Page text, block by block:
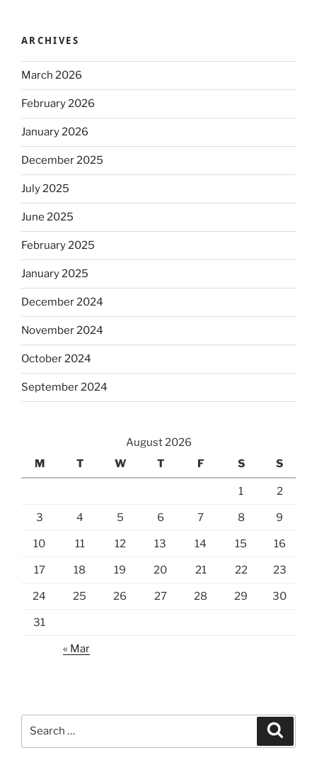
ARCHIVES
March 2026
February 2026
January 2026
December 2025
July 2025
June 2025
February 2025
January 2025
December 2024
November 2024
October 2024
September 2024
August 2026
M
T W T F S S
1 2
3 4 5 6 7 8 9
10 11 12 13 14 15 16
17 18 19 20 21 22 23
24 25 26 27 28 29 30
31
« Mar